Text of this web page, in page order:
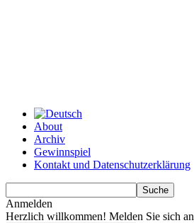
About
Archiv
Gewinnspiel
Kontakt und Datenschutzerklärung
Anmelden
Herzlich willkommen! Melden Sie sich an